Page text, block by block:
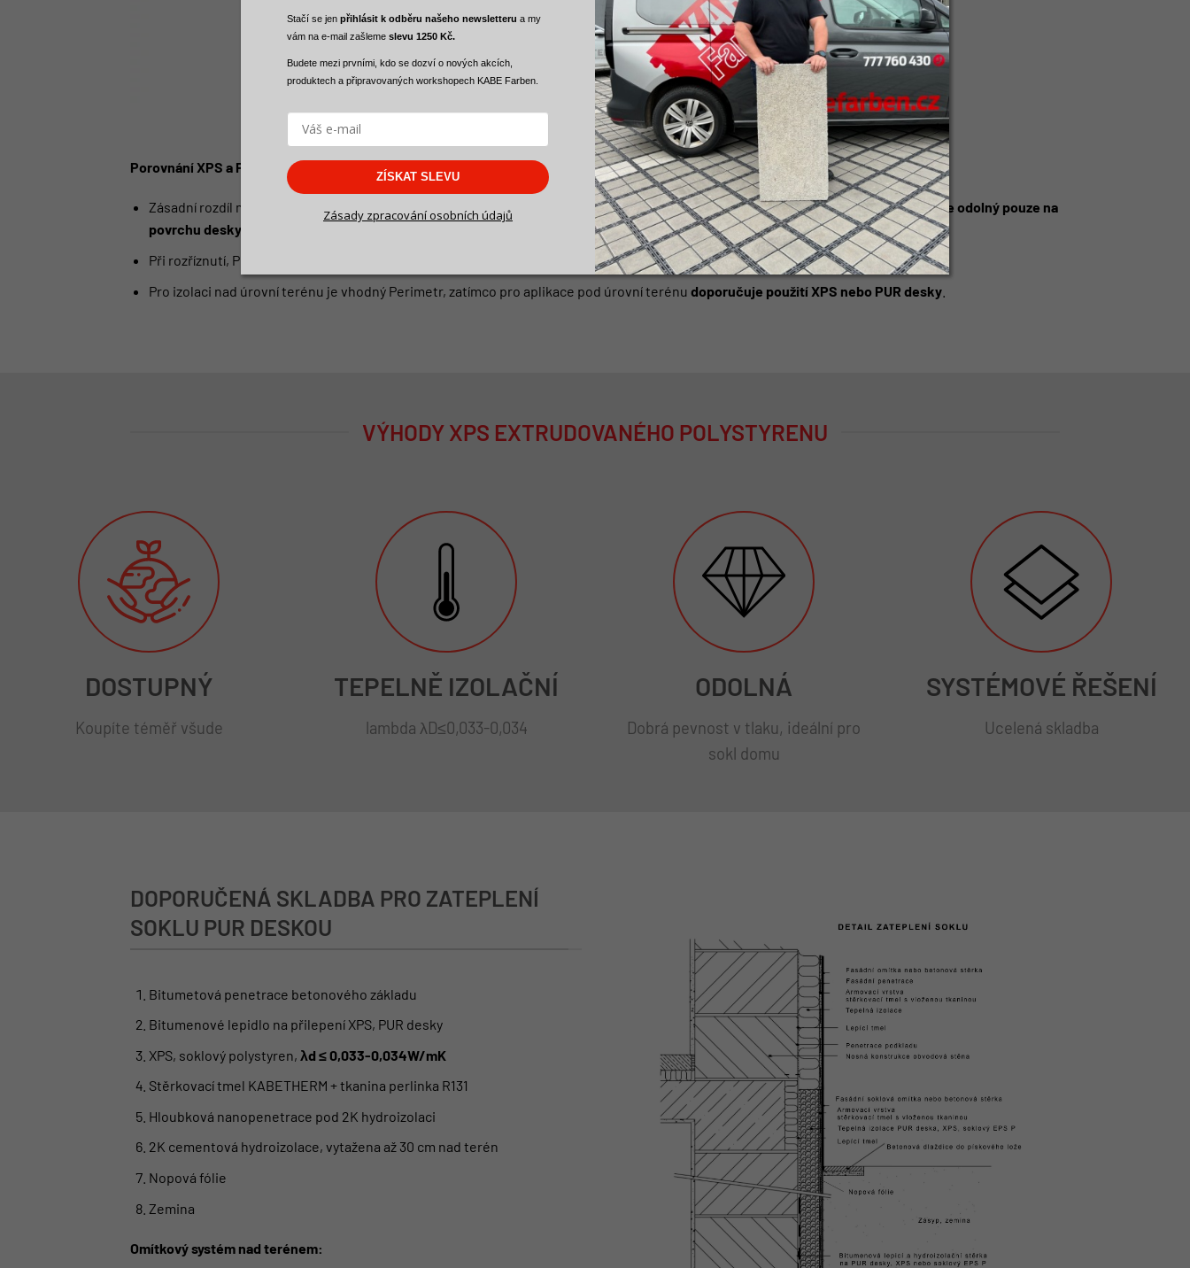
Porovnání XPS a Perimetru:
Zásadní rozdíl mezi XPS a Perimetrem spočívá v tom, že XPS je odolný proti nasákavosti po celém svém objemu, zatímcoPerimetr je odolný pouze na
povrchu desky
Při rozříznutí, Perimetr ztrácí tuto vlastnost.
Pro izolaci nad úrovní terénu je vhodný Perimetr, zatímco pro aplikace pod úrovní terénu doporučuje použití XPS nebo PUR desky.
VÝHODY XPS EXTRUDOVANÉHO POLYSTYRENU
DOSTUPNÝ
Koupíte téměř všude
TEPELNĚ IZOLAČNÍ
lambda λD≤0,033-0,034
ODOLNÁ
Dobrá pevnost v tlaku, ideální pro
sokl domu
SYSTÉMOVÉ ŘEŠENÍ
Ucelená skladba
DOPORUČENÁ SKLADBA PRO ZATEPLENÍ
SOKLU PUR DESKOU
Bitumetová penetrace betonového základu
Bitumenové lepidlo na přilepení XPS, PUR desky
XPS, soklový polystyren, λd ≤ 0,033-0,034W/mK
Stěrkovací tmel KABETHERM + tkanina perlinka R131
Hloubková nanopenetrace pod 2K hydroizolaci
2K cementová hydroizolace, vytažena až 30 cm nad terén
Nopová fólie
Zemina
Omítkový systém nad terénem:
Stačí se jen přihlásit k odběru našeho newsletteru a my
vám na e-mail zašleme slevu 1250 Kč.
Budete mezi prvními, kdo se dozví o nových akcích,
produktech a připravovaných workshopech KABE Farben.
ZÍSKAT SLEVU
Zásady zpracování osobních údajů